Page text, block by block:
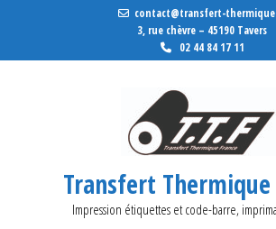
contact@transfert-
3, rue chèvre – 45190 Tavers
02 44 84 17 11
Transfert Thermique
Impression étiquettes et code-barre,